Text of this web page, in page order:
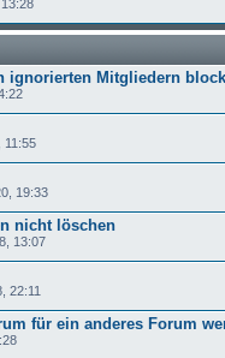
ignorierten Mitgliedern
11:55
19:33
nicht löschen
13:07
22:11
für ein anderes Forum